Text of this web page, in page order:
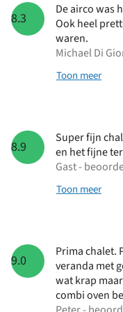
8.3
De airco was
Ook heel
waren.
Michael Di
Toon meer
8.9
Super fijn
en het fijne
Gast -
Toon meer
9.0
Prima chalet.
veranda met
wat krap
combi oven